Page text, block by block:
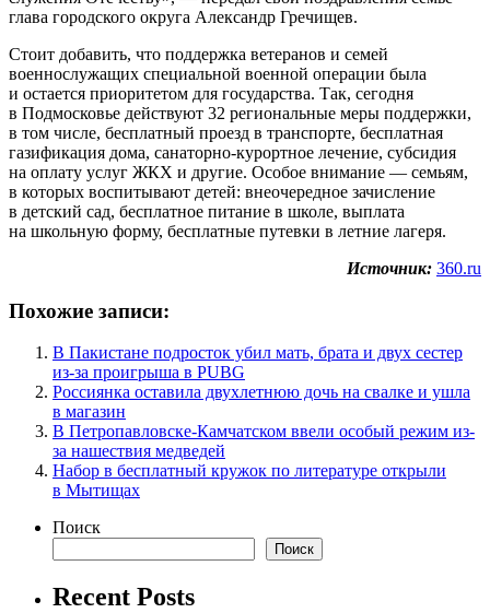
глава городского округа Александр Гречищев.
Стоит добавить, что поддержка ветеранов и семей
военнослужащих специальной военной операции была
и остается приоритетом для государства. Так, сегодня
в Подмосковье действуют 32 региональные меры поддержки,
в том числе, бесплатный проезд в транспорте, бесплатная
газификация дома, санаторно-курортное лечение, субсидия
на оплату услуг ЖКХ и другие. Особое внимание — семьям,
в которых воспитывают детей: внеочередное зачисление
в детский сад, бесплатное питание в школе, выплата
на школьную форму, бесплатные путевки в летние лагеря.
Источник: 360.ru
Похожие записи:
В Пакистане подросток убил мать, брата и двух сестер
из-за проигрыша в PUBG
Россиянка оставила двухлетнюю дочь на свалке и ушла
в магазин
В Петропавловске-Камчатском ввели особый режим из-
за нашествия медведей
Набор в бесплатный кружок по литературе открыли
в Мытищах
Поиск
Поиск
Recent Posts